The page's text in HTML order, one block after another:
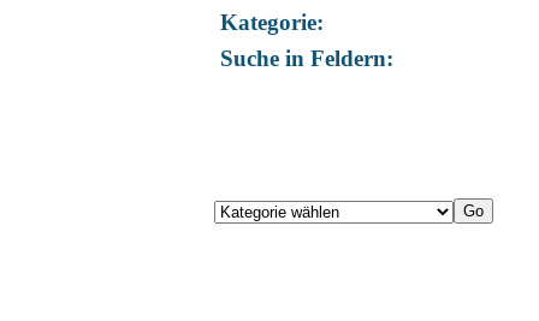
Kategorie:
Suche in Feldern: